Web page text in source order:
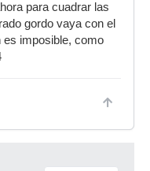
para cuadrar las
gordo vaya con el
es imposible, como